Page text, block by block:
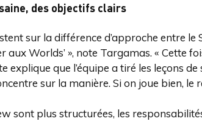
des objectifs clairs
sur la différence d’approche entre
aux Worlds’ », note Targamas. « Cette
explique que l’équipe a tiré les leçons
sur la manière. Si on joue bien, le
sont plus structurées, les